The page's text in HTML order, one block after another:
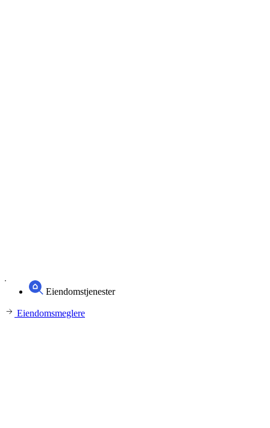
Eiendomstjenester
Eiendomsmeglere